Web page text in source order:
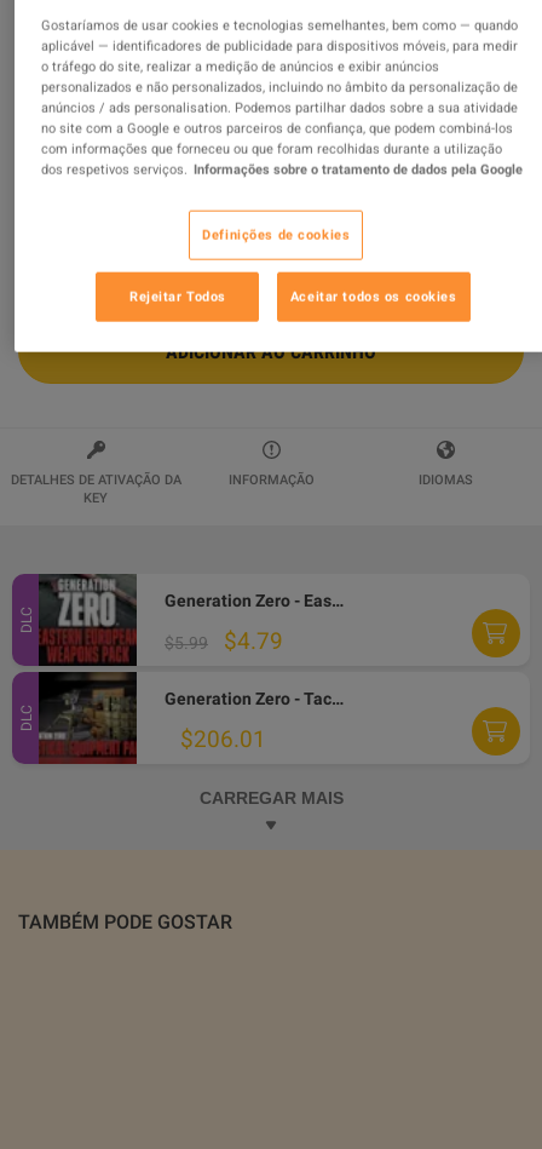
Generation Zero - Eastern European Weapons Pack
DLC PC Steam CD Key
Vendido por RohanGames
99.88 avaliações de 55978 são
$4.79 -20%
ADICIONAR AO CARRINHO
DETALHES DE ATIVAÇÃO DA
KEY
INFORMAÇÃO IDIOMAS
DLC
Generation Zero - Eastern European Weapons Pack DLC PC Steam CD Key
$5.99 $4.79
DLC
Generation Zero - Tactical Equipment Pack DLC PC Steam CD Key
$206.01
CARREGAR MAIS
TAMBÉM PODE GOSTAR
Gostaríamos de usar cookies e tecnologias semelhantes, bem como — quando
aplicável — identificadores de publicidade para dispositivos móveis, para medir
o tráfego do site, realizar a medição de anúncios e exibir anúncios
personalizados e não personalizados, incluindo no âmbito da personalização de
anúncios / ads personalisation. Podemos partilhar dados sobre a sua atividade
no site com a Google e outros parceiros de confiança, que podem combiná-los
com informações que forneceu ou que foram recolhidas durante a utilização
dos respetivos serviços. Informações sobre o tratamento de dados pela Google
Definições de cookies
Rejeitar Todos Aceitar todos os cookies